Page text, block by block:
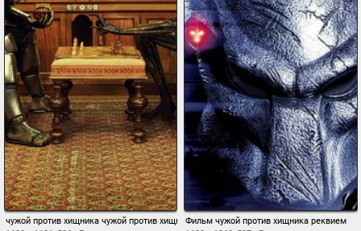
чужой против хищника чужой против хищника партия шахматы книжки кабинет
Фильм чужой против хищника реквием